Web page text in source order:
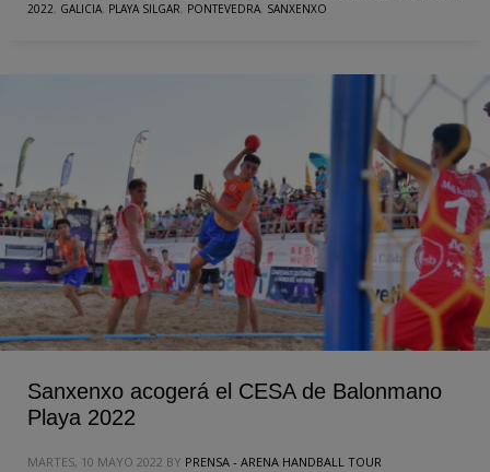
2022, GALICIA, PLAYA SILGAR, PONTEVEDRA, SANXENXO
Sanxenxo acogerá el CESA de Balonmano
Playa 2022
MARTES, 10 MAYO 2022 BY PRENSA - ARENA HANDBALL TOUR